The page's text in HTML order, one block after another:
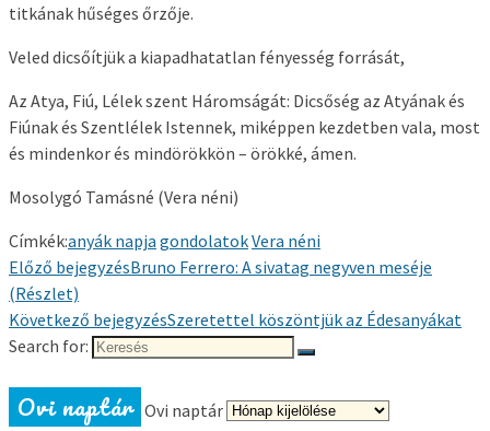
titkának hűséges őrzője.
Veled dicsőítjük a kiapadhatatlan fényesség forrását,
Az Atya, Fiú, Lélek szent Háromságát: Dicsőség az Atyának és
Fiúnak és Szentlélek Istennek, miképpen kezdetben vala, most
és mindenkor és mindörökkön – örökké, ámen.
Mosolygó Tamásné (Vera néni)
Címkék:anyák napja gondolatokVera néni
Előző bejegyzésBruno Ferrero: A sivatag negyven meséje
(Részlet)
Következő bejegyzésSzeretettel köszöntjük az Édesanyákat
Search for:
Ovi naptár Ovi naptár